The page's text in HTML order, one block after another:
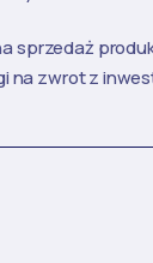
sprzedaż
na zwrot z